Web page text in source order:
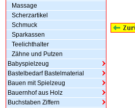
Massage
Scherzartikel
Schmuck
Sparkassen
Teelichthalter
Zähne und Putzen
Babyspielzeug
Bastelbedarf Bastelmaterial
Bauen mit Spielzeug
Bauernhof aus Holz
Buchstaben Ziffern